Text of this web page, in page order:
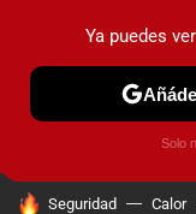
PRUEBAS
HOY SE HABLA DE
Seguridad Calor
Ya puedes
Solo